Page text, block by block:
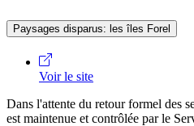
Paysages disparus: les îles Forel
Voir le site
Dans l'attente du retour formel des
est maintenue et contrôlée par le